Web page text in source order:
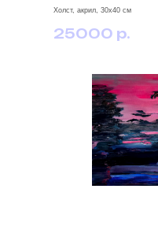
Холст, акрил, 30х40 см
25000 р.